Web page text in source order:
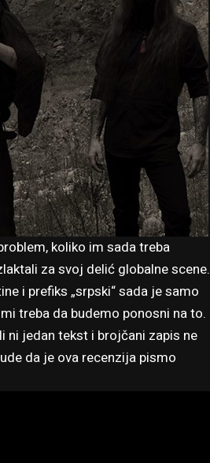
koliko im sada treba
za svoj delić globalne scene.
i prefiks „srpski“ sada je samo
treba da budemo ponosni na to.
ni jedan tekst i brojčani zapis ne
da je ova recenzija pismo